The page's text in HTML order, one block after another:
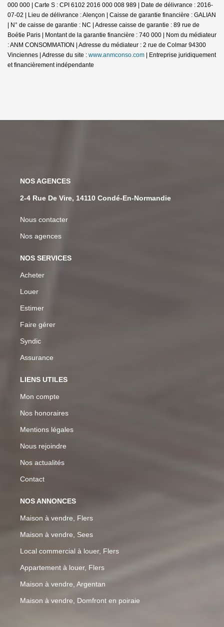
000 000 | Carte S : CPI 6102 2016 000 008 989 | Date de délivrance : 2016-
07-02 | Lieu de délivrance : Alençon | Caisse de garantie financière : GALIAN
| N° de caisse de garantie : NC | Adresse caisse de garantie : 89 rue de
Boétie Paris | Montant de la garantie financière : 740 000 | Nom du médiateur
: ANM CONSOMMATION | Adresse du médiateur : 2 rue de Colmar 94300
Vinciennes | Adresse du site : www.anmconso.com | Entreprise juridiquement
et financièrement indépendante
NOS AGENCES
2-4 Rue De Vire, 14110 Condé-En-Normandie
Nous contacter
Nos agences
NOS SERVICES
Acheter
Louer
Estimer
Faire gérer
Syndic
Assurance
LIENS UTILES
Mon compte
Nos honoraires
Mentions légales
Nous rejoindre
Nos actualités
Contact
NOS ANNONCES
Maison à vendre, Flers
Maison à vendre, Sees
Local commercial à louer, Flers
Appartement à louer, Flers
Maison à vendre, Argentan
Maison à vendre, Domfront en poiraie